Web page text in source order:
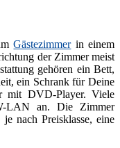
Gästezimmerin einem
der Zimmer meist
gehören ein Bett,
ein Schrank für Deine
mit DVD-Player. Viele
LAN an. Die Zimmer
nach Preisklasse, eine